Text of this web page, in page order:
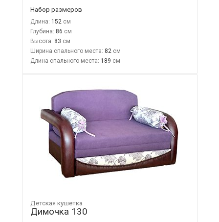
Набор размеров
Длина: 152
Глубина: 86
Высота: 83
Ширина спального места: 82
Длина спального места: 189
Детская кушетка
Димочка 130